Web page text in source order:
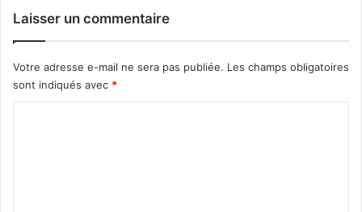
Laisser un commentaire
Votre adresse e-mail ne sera pas publiée. Les champs obligatoires
sont indiqués avec *